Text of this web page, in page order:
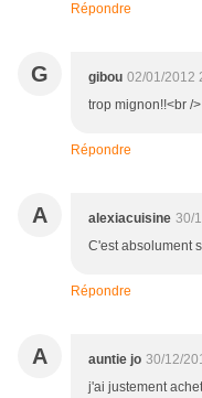
Répondre
G gibou 02/01/2012
trop mignon!!<br /
Répondre
A alexiacuisine 30/
C'est absolument
Répondre
A auntie jo 30/12/
j'ai justement